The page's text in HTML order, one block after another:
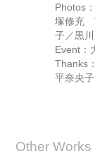
Photos
塚修充
子／黒
Event：
Thanks
平奈央
Other Works